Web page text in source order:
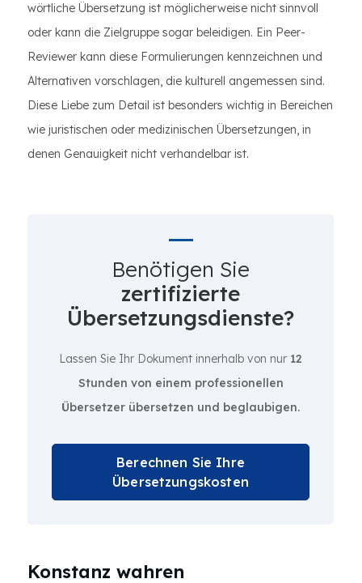
wörtliche Übersetzung ist möglicherweise nicht sinnvoll
oder kann die Zielgruppe sogar beleidigen. Ein Peer-
Reviewer kann diese Formulierungen kennzeichnen und
Alternativen vorschlagen, die kulturell angemessen sind.
Diese Liebe zum Detail ist besonders wichtig in Bereichen
wie juristischen oder medizinischen Übersetzungen, in
denen Genauigkeit nicht verhandelbar ist.
Benötigen Sie
zertifizierte
Übersetzungsdienste?
Lassen Sie Ihr Dokument innerhalb von nur 12
Stunden von einem professionellen
Übersetzer übersetzen und beglaubigen.
Berechnen Sie Ihre
Übersetzungskosten
Konstanz wahren